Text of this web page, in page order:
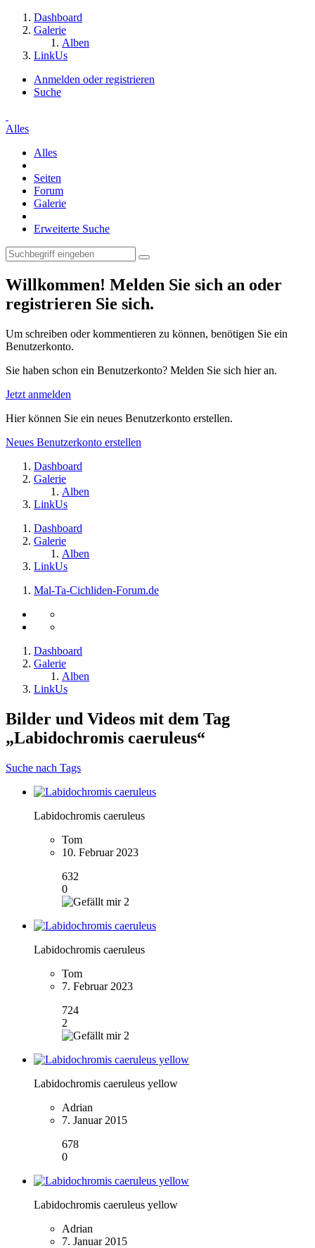
Dashboard
Galerie
Alben
LinkUs
Anmelden oder registrieren
Suche
Alles
Alles
Seiten
Forum
Galerie
Erweiterte Suche
Willkommen! Melden Sie sich an oder
registrieren Sie sich.
Um schreiben oder kommentieren zu können, benötigen Sie ein
Benutzerkonto.
Sie haben schon ein Benutzerkonto? Melden Sie sich hier an.
Jetzt anmelden
Hier können Sie ein neues Benutzerkonto erstellen.
Neues Benutzerkonto erstellen
Dashboard
Galerie
Alben
LinkUs
Dashboard
Galerie
Alben
LinkUs
Mal-Ta-Cichliden-Forum.de
Dashboard
Galerie
Alben
LinkUs
Bilder und Videos mit dem Tag
„Labidochromis caeruleus“
Suche nach Tags
Labidochromis caeruleus
Tom
10. Februar 2023
632
0
2
Labidochromis caeruleus
Tom
7. Februar 2023
724
2
2
Labidochromis caeruleus yellow
Adrian
7. Januar 2015
678
0
Labidochromis caeruleus yellow
Adrian
7. Januar 2015